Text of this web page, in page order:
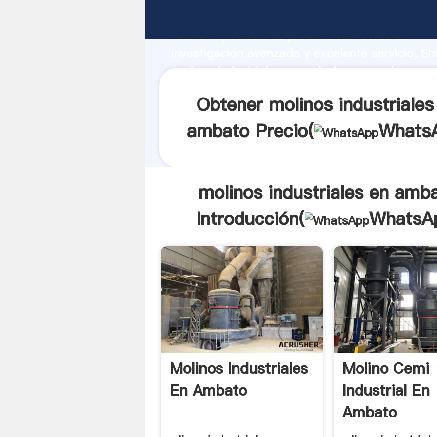
fuerte capacidad de producción, fuerza de
molinos industriales en ambato proveedor
Obtener molinos
ambato Precio(
molinos industriales en
Introducción(
Molinos Industriales
En Ambato
Molino Cemi
Industrial En
Ambato